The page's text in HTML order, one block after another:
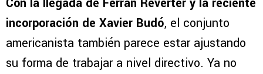
incorporación de Xavier Budó, el conjunto
americanista también parece estar ajustando
su forma de trabajar a nivel directivo. Ya no